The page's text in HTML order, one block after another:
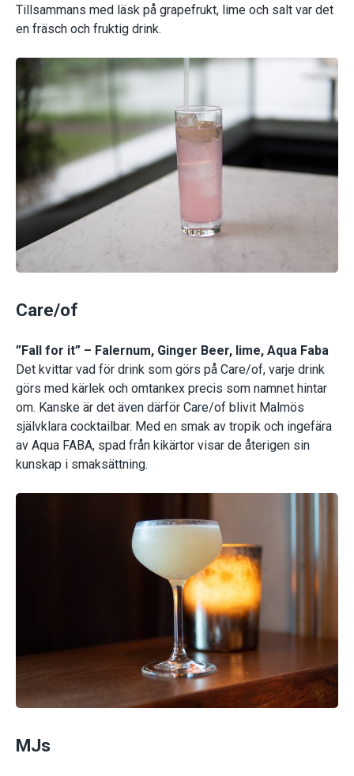
Tillsammans med läsk på grapefrukt, lime och salt var det
en fräsch och fruktig drink.
Care/of
”Fall for it” – Falernum, Ginger Beer, lime, Aqua Faba
Det kvittar vad för drink som görs på Care/of, varje drink
görs med kärlek och omtankex precis som namnet hintar
om. Kanske är det även därför Care/of blivit Malmös
självklara cocktailbar. Med en smak av tropik och ingefära
av Aqua FABA, spad från kikärtor visar de återigen sin
kunskap i smaksättning.
MJs